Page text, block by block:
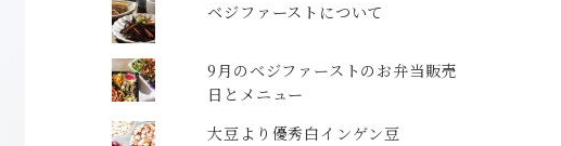
ベジファーストについて
9月のベジファーストのお弁当販売
日とメニュー
大豆より優秀白インゲン豆